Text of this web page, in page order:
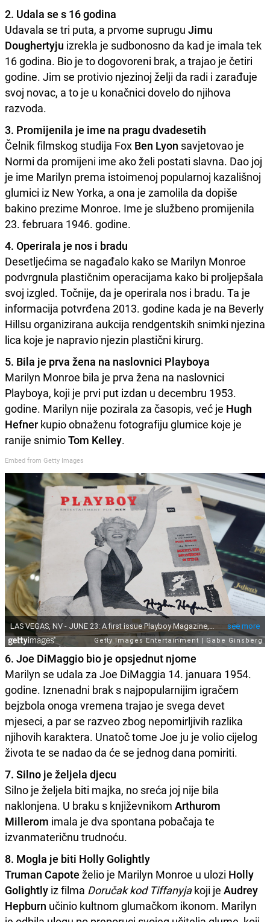
2. Udala se s 16 godina
Udavala se tri puta, a prvome suprugu Jimu
Doughertyju izrekla je sudbonosno da kad je imala tek
16 godina. Bio je to dogovoreni brak, a trajao je četiri
godine. Jim se protivio njezinoj želji da radi i zarađuje
svoj novac, a to je u konačnici dovelo do njihova
razvoda.
3. Promijenila je ime na pragu dvadesetih
Čelnik filmskog studija Fox Ben Lyon savjetovao je
Normi da promijeni ime ako želi postati slavna. Dao joj
je ime Marilyn prema istoimenoj popularnoj kazališnoj
glumici iz New Yorka, a ona je zamolila da dopiše
bakino prezime Monroe. Ime je službeno promijenila
23. februara 1946. godine.
4. Operirala je nos i bradu
Desetljećima se nagađalo kako se Marilyn Monroe
podvrgnula plastičnim operacijama kako bi proljepšala
svoj izgled. Točnije, da je operirala nos i bradu. Ta je
informacija potvrđena 2013. godine kada je na Beverly
Hillsu organizirana aukcija rendgentskih snimki njezina
lica koje je napravio njezin plastični kirurg.
5. Bila je prva žena na naslovnici Playboya
Marilyn Monroe bila je prva žena na naslovnici
Playboya, koji je prvi put izdan u decembru 1953.
godine. Marilyn nije pozirala za časopis, već je Hugh
Hefner kupio obnaženu fotografiju glumice koje je
ranije snimioTom Kelley.
Embed from Getty Images
6. Joe DiMaggio bio je opsjednut njome
Marilyn se udala za Joe DiMaggia 14. januara 1954.
godine. Iznenadni brak s najpopularnijim igračem
bejzbola onoga vremena trajao je svega devet
mjeseci, a par se razveo zbog nepomirljivih razlika
njihovih karaktera. Unatoč tome Joe ju je volio cijelog
života te se nadao da će se jednog dana pomiriti.
7. Silno je željela djecu
Silno je željela biti majka, no sreća joj nije bila
naklonjena. U braku s književnikom Arthurom
Millerom imala je dva spontana pobačaja te
izvanmateričnu trudnoću.
8. Mogla je biti Holly Golightly
Truman Capote želio je Marilyn Monroe u ulozi Holly
Golightly iz filma Doručak kod Tiffanyjakoji je Audrey
Hepburn učinio kultnom glumačkom ikonom. Marilyn